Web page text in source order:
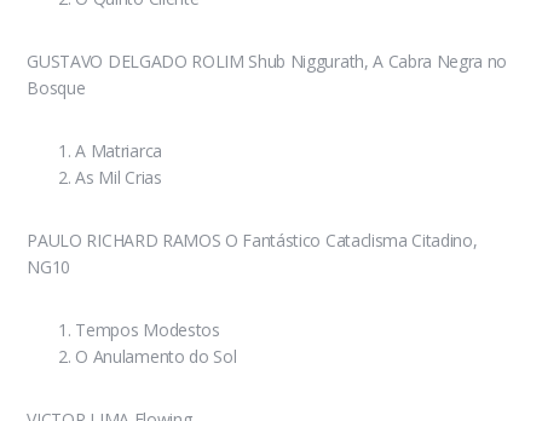
GUSTAVO DELGADO ROLIM Shub Niggurath, A Cabra Negra no
Bosque
A Matriarca
As Mil Crias
PAULO RICHARD RAMOS O Fantástico Cataclisma Citadino,
NG10
Tempos Modestos
O Anulamento do Sol